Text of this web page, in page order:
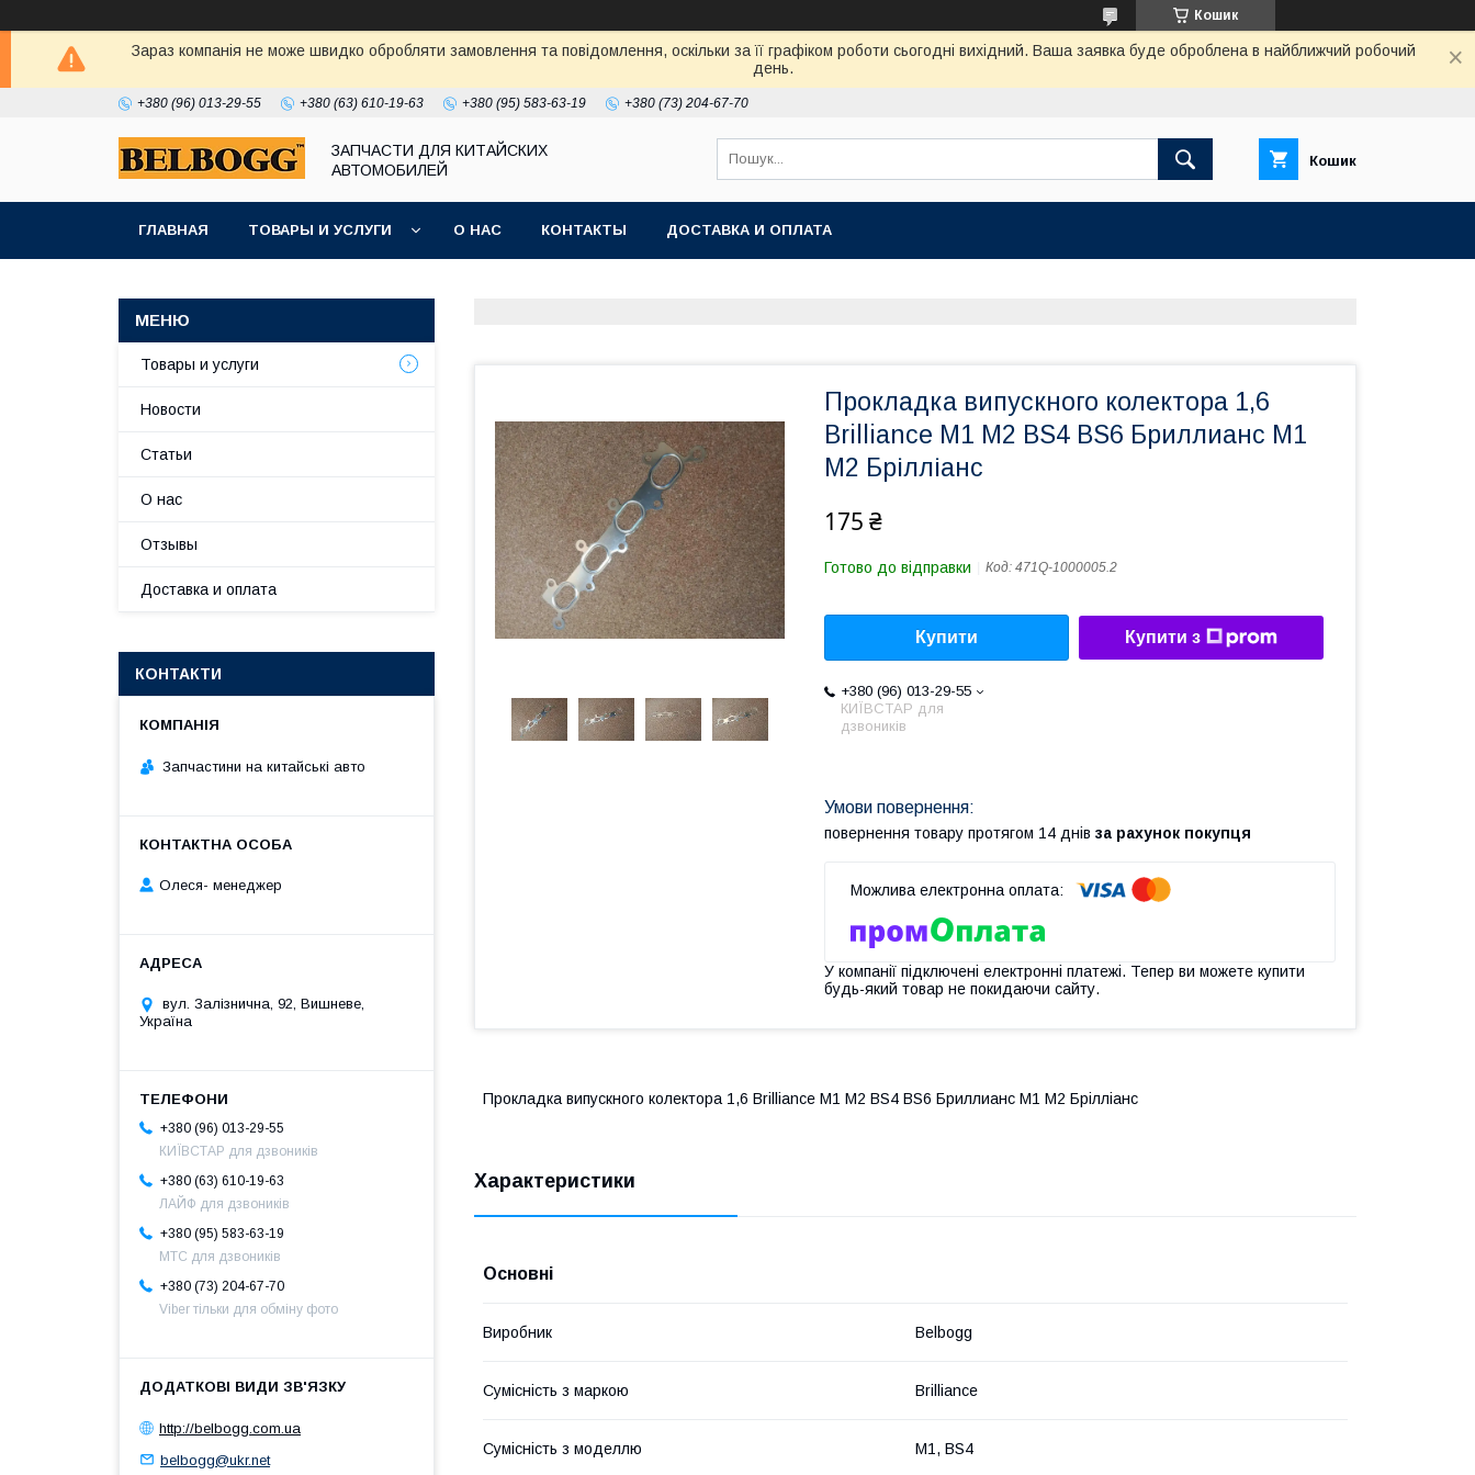
Кошик
Зараз компанія не може швидко обробляти замовлення та повідомлення, оскільки за її графіком роботи сьогодні вихідний. Ваша заявка буде оброблена в найближчий робочий
день.
+380 (96) 013-29-55 +380 (63) 610-19-63 +380 (95) 583-63-19 +380 (73) 204-67-70
ЗАПЧАСТИ ДЛЯ КИТАЙСКИХ
АВТОМОБИЛЕЙ
Кошик
ГЛАВНАЯ ТОВАРЫ И УСЛУГИ О НАС КОНТАКТЫ ДОСТАВКА И ОПЛАТА
Прокладка випускного колектора 1,6
Brilliance M1 M2 BS4 BS6 Бриллианс М1
М2 Брілліанс
175 ₴
Готово до відправки Код: 471Q-1000005.2
Купити Купити з
+380 (96) 013-29-55
КИЇВСТАР для
дзвоників
повернення товару протягом 14 днів за рахунок покупця
У компанії підключені електронні платежі. Тепер ви можете купити
будь-який товар не покидаючи сайту.
Прокладка випускного колектора 1,6 Brilliance M1 M2 BS4 BS6 Бриллианс М1 М2 Брілліанс
Характеристики
Основні
Виробник Belbogg
Сумісність з маркою Brilliance
Сумісність з моделлю M1, BS4
Товары и услуги
Новости
Статьи
О нас
Отзывы
Доставка и оплата
КОНТАКТИ
Запчастини на китайські авто
Олеся- менеджер
вул. Залізнична, 92, Вишневе,
Україна
+380 (96) 013-29-55
КИЇВСТАР для дзвоників
+380 (63) 610-19-63
ЛАЙФ для дзвоників
+380 (95) 583-63-19
МТС для дзвоників
+380 (73) 204-67-70
Viber тільки для обміну фото
http://belbogg.com.ua
belbogg@ukr.net